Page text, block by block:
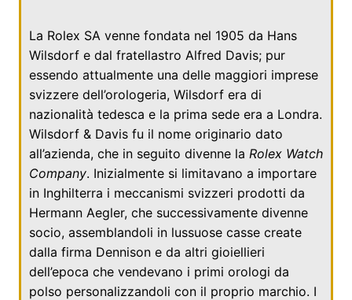
La Rolex SA venne fondata nel 1905 da Hans
Wilsdorf e dal fratellastro Alfred Davis; pur
essendo attualmente una delle maggiori imprese
svizzere dell’orologeria, Wilsdorf era di
nazionalità tedesca e la prima sede era a Londra.
Wilsdorf & Davis fu il nome originario dato
all’azienda, che in seguito divenne la Rolex Watch
Company. Inizialmente si limitavano a importare
in Inghilterra i meccanismi svizzeri prodotti da
Hermann Aegler, che successivamente divenne
socio, assemblandoli in lussuose casse create
dalla firma Dennison e da altri gioiellieri
dell’epoca che vendevano i primi orologi da
polso personalizzandoli con il proprio marchio. I